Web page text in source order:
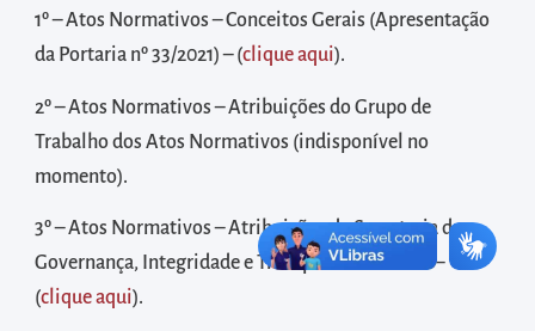
as
informações
postas
1º – Atos Normativos – Conceitos Gerais (Apresentação
da Portaria nº 33/2021) – (clique aqui).
2º – Atos Normativos – Atribuições do Grupo de
Trabalho dos Atos Normativos (indisponível no
momento).
3º – Atos Normativos – Atribuições da Secretaria de
Governança, Integridade e Transparência – SGIT –
(clique aqui).